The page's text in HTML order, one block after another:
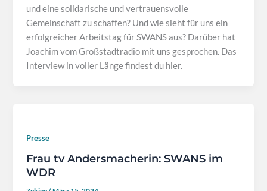
und eine solidarische und vertrauensvolle
Gemeinschaft zu schaffen? Und wie sieht für uns ein
erfolgreicher Arbeitstag für SWANS aus? Darüber hat
Joachim vom Großstadtradio mit uns gesprochen. Das
Interview in voller Länge findest du hier.
Presse
Frau tv Andersmacherin: SWANS im
WDR